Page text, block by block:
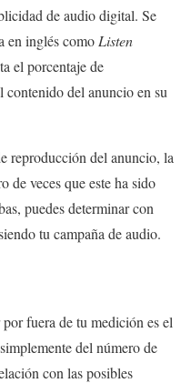
de audio digital. Se
en inglés como Listen
el porcentaje de
contenido del anuncio en su
reproducción del anuncio, la
de veces que este ha sido
puedes determinar con
tu campaña de audio.
fuera de tu medición es el
del número de
con las posibles